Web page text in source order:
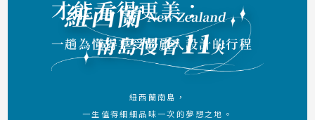
紐西蘭南島，
一生值得細細品味一次的夢想之地。